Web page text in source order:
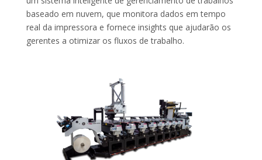
baseado em nuvem, que monitora dados em tempo
real da impressora e fornece insights que ajudarão os
gerentes a otimizar os fluxos de trabalho.